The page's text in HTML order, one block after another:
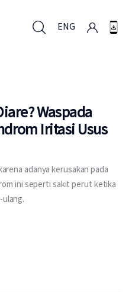
ENG
Waspada
Iritasi Usus
adanya kerusakan pada
ini seperti sakit perut ketika